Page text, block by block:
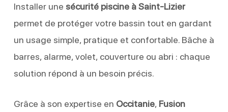
Installer une sécurité piscine à Saint-Lizier
permet de protéger votre bassin tout en gardant
un usage simple, pratique et confortable. Bâche à
barres, alarme, volet, couverture ou abri : chaque
solution répond à un besoin précis.
Grâce à son expertise en Occitanie, Fusion